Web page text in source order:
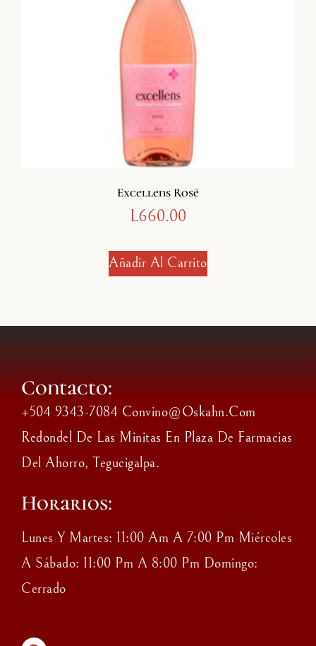
Excellens Rosé
L660.00
Añadir Al Carrito
Contacto:
+504 9343-7084 Convino@oskahn.com
Redondel De Las Minitas En Plaza De Farmacias
Del Ahorro, Tegucigalpa.
Horarios:
Lunes Y Martes: 11:00 Am A 7:00 Pm Miércoles
A Sábado: 11:00 Pm A 8:00 Pm Domingo:
Cerrado